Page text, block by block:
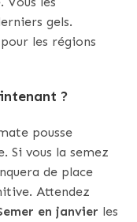
gels.
les régions
?
pousse
Si vous la semez
de place
Attendez
en janvier les